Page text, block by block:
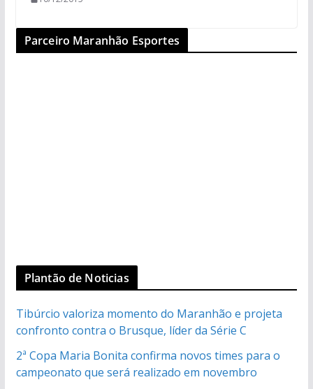
Parceiro Maranhão Esportes
Plantão de Noticias
Tibúrcio valoriza momento do Maranhão e projeta
confronto contra o Brusque, líder da Série C
2ª Copa Maria Bonita confirma novos times para o
campeonato que será realizado em novembro